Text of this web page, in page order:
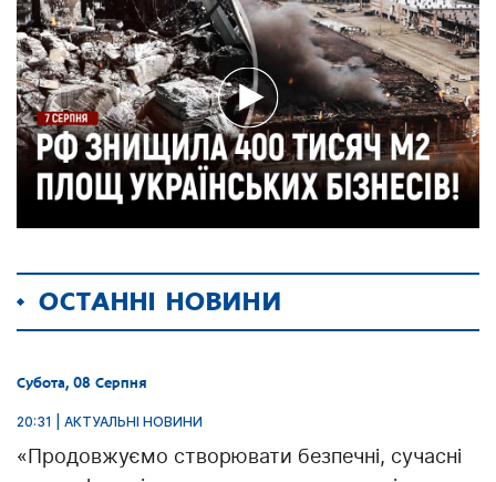
ОСТАННІ НОВИНИ
Субота, 08 Серпня
20:31 | АКТУАЛЬНІ НОВИНИ
«Продовжуємо створювати безпечні, сучасні